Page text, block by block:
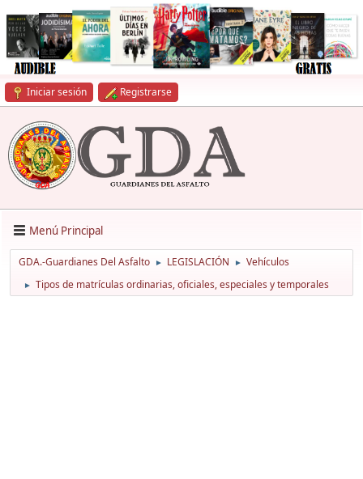
Iniciar sesión Registrarse
Menú Principal
GDA.-Guardianes Del Asfalto ► LEGISLACIÓN ► Vehículos
► Tipos de matrículas ordinarias, oficiales, especiales y temporales